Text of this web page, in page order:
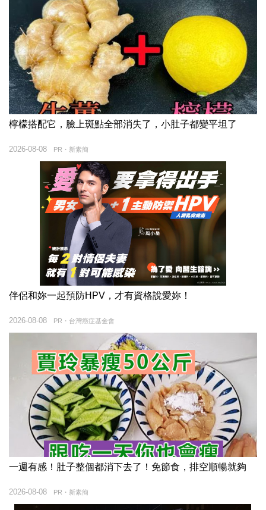
檸檬搭配它，臉上斑點全部消失了，小肚子都變平坦了
PR・新素簡
2026-08-08
伴侶和妳一起預防HPV，才有資格說愛妳！
PR・台灣癌症基金會
2026-08-08
一週有感！肚子整個都消下去了！免節食，排空順暢就夠
PR・新素簡
2026-08-08